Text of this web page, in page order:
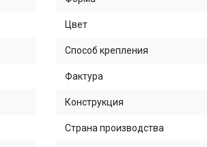
Цвет
Способ крепления
Фактура
Конструкция
Страна производства